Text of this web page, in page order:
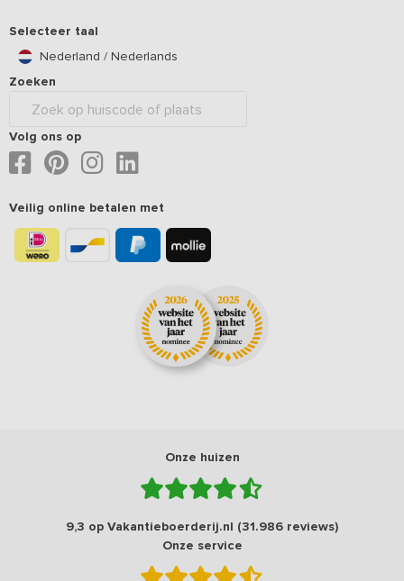
Selecteer taal
Nederland / Nederlands
Zoeken
Volg ons op
Veilig online betalen met
Onze huizen
9,3 op Vakantieboerderij.nl (31.986 reviews)
Onze service